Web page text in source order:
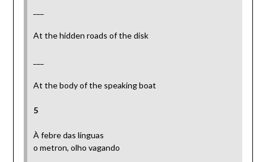
At the hidden roads of the disk
At the body of the speaking boat
5
À febre das línguas
o metron, olho vagando